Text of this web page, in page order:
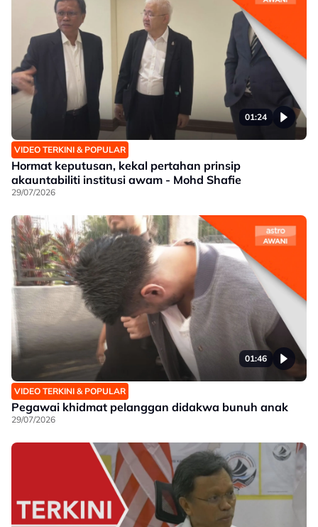
01:24
VIDEO TERKINI & POPULAR
Hormat keputusan, kekal pertahan prinsip
akauntabiliti institusi awam - Mohd Shafie
29/07/2026
01:46
VIDEO TERKINI & POPULAR
Pegawai khidmat pelanggan didakwa bunuh anak
29/07/2026